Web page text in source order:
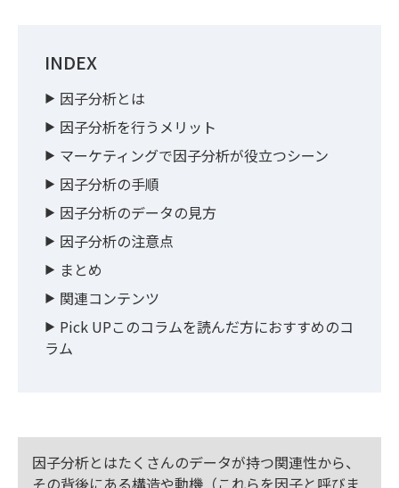
INDEX
因子分析とは
因子分析を行うメリット
マーケティングで因子分析が役立つシーン
因子分析の手順
因子分析のデータの見方
因子分析の注意点
まとめ
関連コンテンツ
Pick UPこのコラムを読んだ方におすすめのコ
ラム
因子分析とはたくさんのデータが持つ関連性から、